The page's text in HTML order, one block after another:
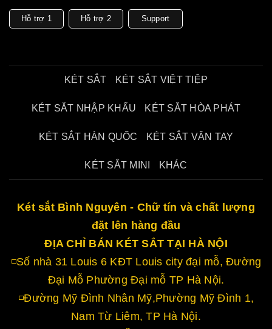
Hỗ trợ 1 Hỗ trợ 2 Support
KÉT SẮT KÉT SẮT VIỆT TIỆP
KÉT SẮT NHẬP KHẨU KÉT SẮT HÒA PHÁT
KÉT SẮT HÀN QUỐC KÉT SẮT VÂN TAY
KÉT SẮT MINI KHÁC
Két sắt Bình Nguyên - Chữ tín và chất lượng
đặt lên hàng đầu
ĐỊA CHỈ BÁN KÉT SẮT TẠI HÀ NỘI
◽Số nhà 31 Louis 6 KĐT Louis city đại mỗ, Đường
Đại Mỗ Phường Đại mỗ TP Hà Nội.
◽Đường Mỹ Đình Nhân Mỹ,Phường Mỹ Đình 1,
Nam Từ Liêm, TP Hà Nội.